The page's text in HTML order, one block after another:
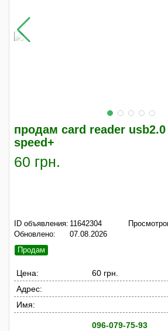
продам card reader
speed+
60 грн.
ID объявления: 11642304
Обновлено:
07.08.2026
Продам
Цена:
60 грн.
Адрес:
Имя:
096-079-75-93